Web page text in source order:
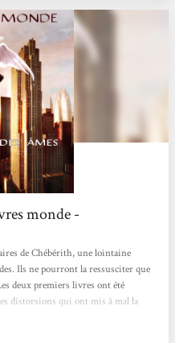
monde -
de Chébérith, une lointaine
Ils ne pourront la ressusciter que
deux premiers livres ont été
distorsions qui ont mis à mal la
lire les indices laissés en